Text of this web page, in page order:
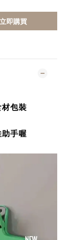
立即購買
包裝
手喔